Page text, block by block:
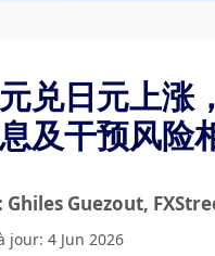
兑日元上涨
及干预风险
Ghiles Guezout,
jour: 4 Jun 2026